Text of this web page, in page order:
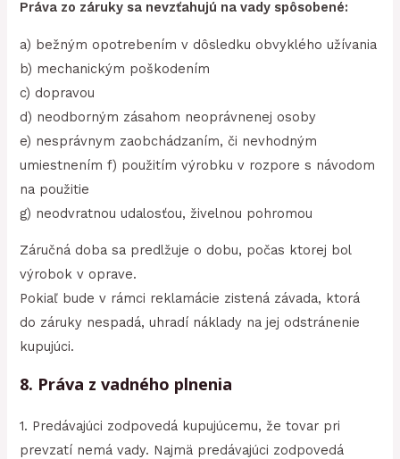
Práva zo záruky sa nevzťahujú na vady spôsobené:
a) bežným opotrebením v dôsledku obvyklého užívania
b) mechanickým poškodením
c) dopravou
d) neodborným zásahom neoprávnenej osoby
e) nesprávnym zaobchádzaním, či nevhodným
umiestnením f) použitím výrobku v rozpore s návodom
na použitie
g) neodvratnou udalosťou, živelnou pohromou
Záručná doba sa predlžuje o dobu, počas ktorej bol
výrobok v oprave.
Pokiaľ bude v rámci reklamácie zistená závada, ktorá
do záruky nespadá, uhradí náklady na jej odstránenie
kupujúci.
8. Práva z vadného plnenia
1. Predávajúci zodpovedá kupujúcemu, že tovar pri
prevzatí nemá vady. Najmä predávajúci zodpovedá